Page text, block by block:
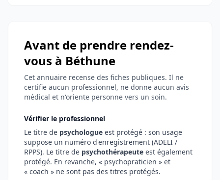
Avant de prendre rendez-
vous à Béthune
Cet annuaire recense des fiches publiques. Il ne
certifie aucun professionnel, ne donne aucun avis
médical et n'oriente personne vers un soin.
Vérifier le professionnel
Le titre de psychologue est protégé : son usage
suppose un numéro d'enregistrement (ADELI /
RPPS). Le titre de psychothérapeute est également
protégé. En revanche, « psychopraticien » et
« coach » ne sont pas des titres protégés.